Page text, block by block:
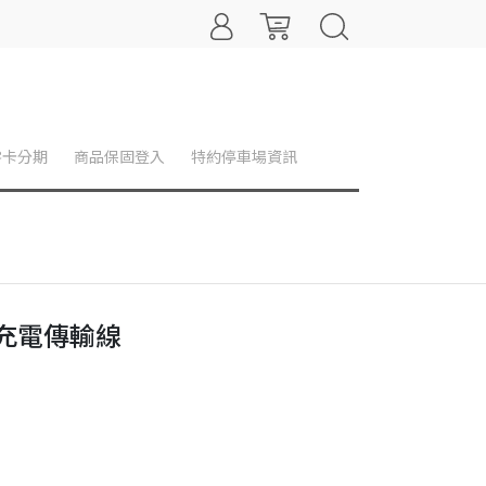
分期 商品保固登入 特約停車場資訊
電傳輸線